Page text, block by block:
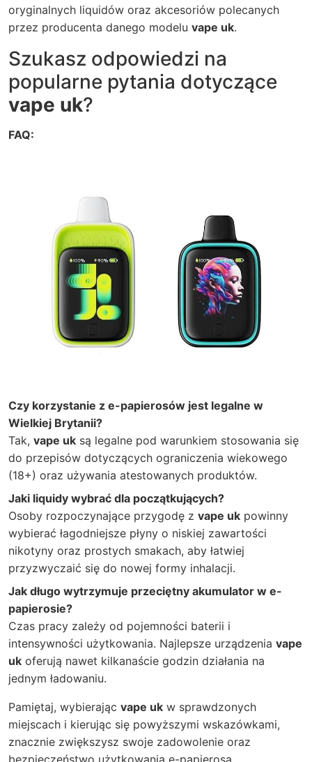
oryginalnych liquidów oraz akcesoriów polecanych
przez producenta danego modelu vape uk.
Szukasz odpowiedzi na
popularne pytania dotyczące
vape uk?
FAQ:
Czy korzystanie z e-papierosów jest legalne w
Wielkiej Brytanii?
Tak, vape uk są legalne pod warunkiem stosowania się
do przepisów dotyczących ograniczenia wiekowego
(18+) oraz używania atestowanych produktów.
Jaki liquidy wybrać dla początkujących?
Osoby rozpoczynające przygodę z vape uk powinny
wybierać łagodniejsze płyny o niskiej zawartości
nikotyny oraz prostych smakach, aby łatwiej
przyzwyczaić się do nowej formy inhalacji.
Jak długo wytrzymuje przeciętny akumulator w e-
papierosie?
Czas pracy zależy od pojemności baterii i
intensywności użytkowania. Najlepsze urządzenia vape
uk oferują nawet kilkanaście godzin działania na
jednym ładowaniu.
Pamiętaj, wybierając vape uk w sprawdzonych
miejscach i kierując się powyższymi wskazówkami,
znacznie zwiększysz swoje zadowolenie oraz
bezpieczeństwo użytkowania e-papierosa.